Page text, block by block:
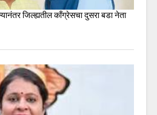
जिल्ह्यतील कॉंग्रेसचा दुसरा बडा नेता